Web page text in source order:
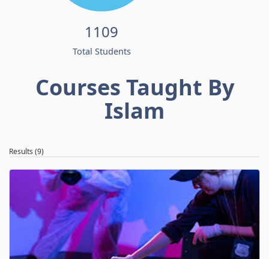
1109
Total Students
Courses Taught By
Islam
Results (9)